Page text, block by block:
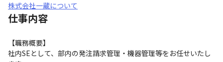
株式会社一蔵について
仕事内容
【職務概要】
社内SEとして、部内の発注請求管理・機器管理等をお任せいたし